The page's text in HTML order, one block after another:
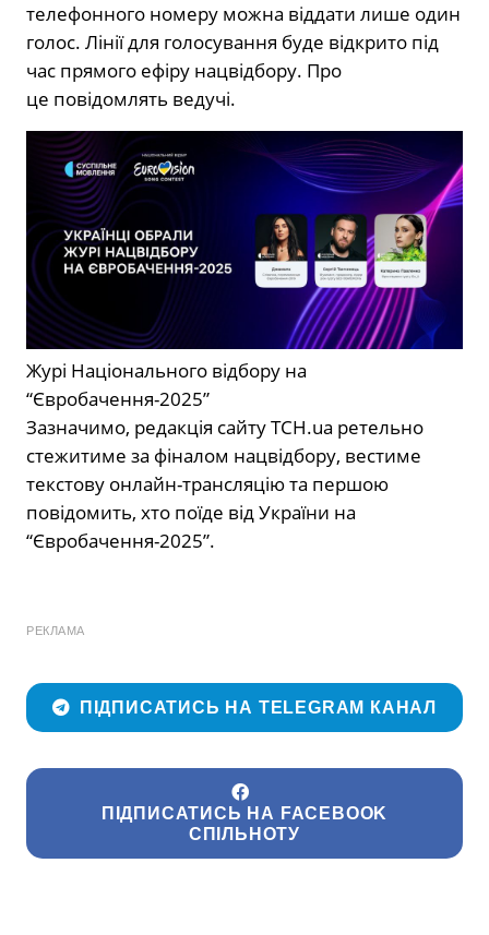
телефонного номеру можна віддати лише один
голос. Лінії для голосування буде відкрито під
час прямого ефіру нацвідбору. Про
це повідомлять ведучі.
Журі Національного відбору на
“Євробачення-2025”
Зазначимо, редакція сайту ТСН.ua ретельно
стежитиме за фіналом нацвідбору, вестиме
текстову онлайн-трансляцію та першою
повідомить, хто поїде від України на
“Євробачення-2025”.
РЕКЛАМА
ПІДПИСАТИСЬ НА TELEGRAM КАНАЛ
ПІДПИСАТИСЬ НА FACEBOOK
СПІЛЬНОТУ